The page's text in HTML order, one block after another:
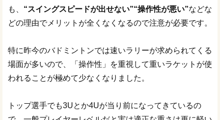
も、 “スイングスピードが出せない”“操作性が悪い”などな
どの理由でメリットが全くなくなるので注意が必要です。
特に昨今のバドミントンでは速いラリーが求められてくる
場面が多いので、「操作性」を重視して重いラケットが使
われることが極めて少なくなりました。
トップ選手でも3Uとか4Uが当り前になってきているの